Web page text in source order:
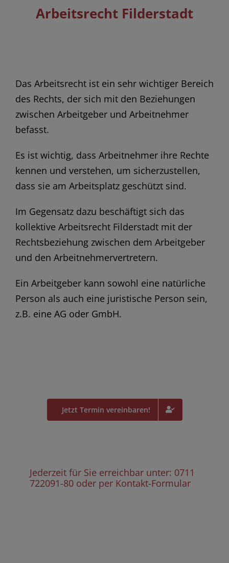
Arbeitsrecht Filderstadt
Das Arbeitsrecht ist ein sehr wichtiger Bereich
des Rechts, der sich mit den Beziehungen
zwischen Arbeitgeber und Arbeitnehmer
befasst.
Es ist wichtig, dass Arbeitnehmer ihre Rechte
kennen und verstehen, um sicherzustellen,
dass sie am Arbeitsplatz geschützt sind.
Im Gegensatz dazu beschäftigt sich das
kollektive Arbeitsrecht Filderstadt mit der
Rechtsbeziehung zwischen dem Arbeitgeber
und den Arbeitnehmervertretern.
Ein Arbeitgeber kann sowohl eine natürliche
Person als auch eine juristische Person sein,
z.B. eine AG oder GmbH.
Jetzt Termin vereinbaren!
Jederzeit für Sie erreichbar unter: 0711
722091-80 oder per Kontakt-Formular